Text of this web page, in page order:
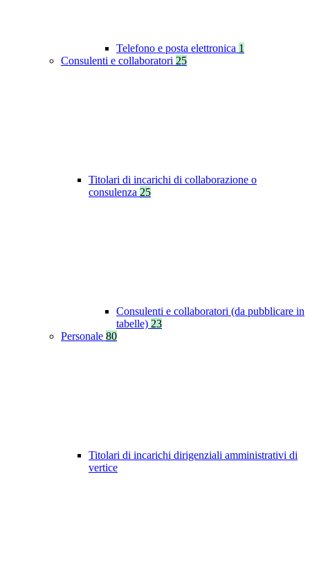
Telefono e posta elettronica 1
Consulenti e collaboratori 25
Titolari di incarichi di collaborazione o
consulenza 25
Consulenti e collaboratori (da pubblicare in
tabelle) 23
Personale 80
Titolari di incarichi dirigenziali amministrativi di
vertice